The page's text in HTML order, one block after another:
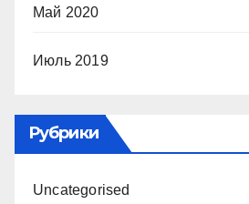
Май 2020
Июль 2019
Рубрики
Uncategorised